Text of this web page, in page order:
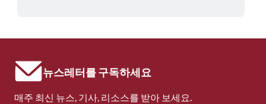
뉴스레터를 구독하세요
매주 최신 뉴스, 기사, 리소스를 받아 보세요.